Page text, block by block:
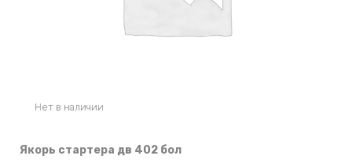
Нет в наличии
Якорь стартера дв 402 бол